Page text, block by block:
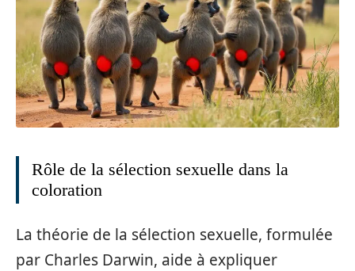
Rôle de la sélection sexuelle dans la
coloration
La théorie de la sélection sexuelle, formulée
par Charles Darwin, aide à expliquer